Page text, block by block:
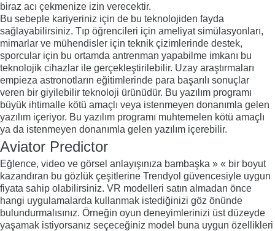
biraz acı çekmenize izin verecektir.
Bu sebeple kariyeriniz için de bu teknolojiden fayda
sağlayabilirsiniz. Tıp öğrencileri için ameliyat simülasyonları,
mimarlar ve mühendisler için teknik çizimlerinde destek,
sporcular için bu ortamda antrenman yapabilme imkanı bu
teknolojik cihazlar ile gerçekleştirilebilir. Uzay araştırmaları
empieza astronotların eğitimlerinde para başarılı sonuçlar
veren bir giyilebilir teknoloji ürünüdür. Bu yazılım programı
büyük ihtimalle kötü amaçlı veya istenmeyen donanımla gelen
yazılım içeriyor. Bu yazılım programı muhtemelen kötü amaçlı
ya da istenmeyen donanımla gelen yazılım içerebilir.
Aviator Predictor
Eğlence, video ve görsel anlayışınıza bambaşka » « bir boyut
kazandıran bu gözlük çeşitlerine Trendyol güvencesiyle uygun
fiyata sahip olabilirsiniz. VR modelleri satın almadan önce
hangi uygulamalarda kullanmak istediğinizi göz önünde
bulundurmalısınız. Örneğin oyun deneyimlerinizi üst düzeyde
yaşamak istiyorsanız seçeceğiniz model buna uygun özellikleri